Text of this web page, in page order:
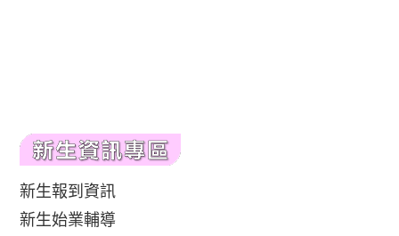
新生報到資訊
新生始業輔導